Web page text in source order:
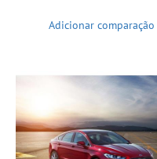
Adicionar comparação